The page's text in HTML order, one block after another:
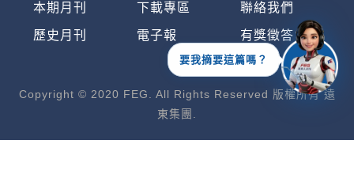
本期月刊 下載專區 聯絡我們
歷史月刊 電子報 有獎徵答
Copyright © 2020 FEG. All Rights Reserved 版權所有 遠
東集團.
要我摘要這篇嗎？